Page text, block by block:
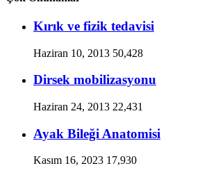
Kırık ve fizik tedavisi
Haziran 10, 2013 50,428
Dirsek mobilizasyonu
Haziran 24, 2013 22,431
Ayak Bileği Anatomisi
Kasım 16, 2023 17,930